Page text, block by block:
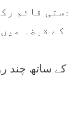
قائم
قبضہ
ساتھ چند